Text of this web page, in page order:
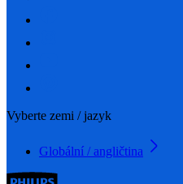
Vyberte zemi / jazyk
Globální / angličtina